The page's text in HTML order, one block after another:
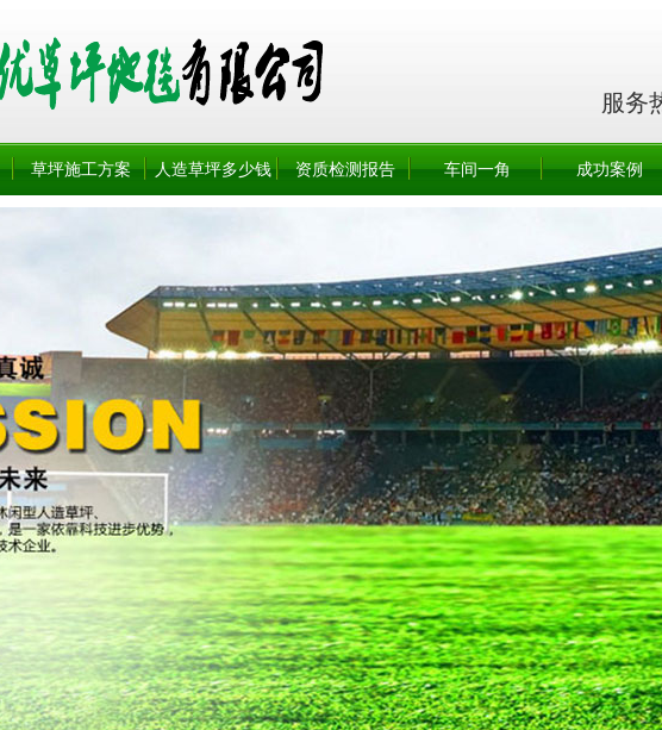
服务
草坪施工方案 人造草坪多少钱 资质检测报告 车间一角 成功案例